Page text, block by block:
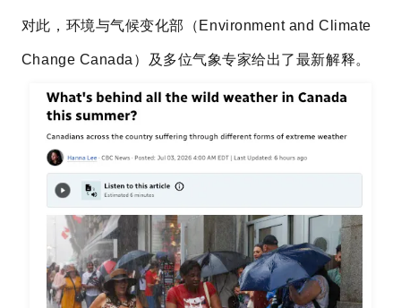
对此，环境与气候变化部（Environment and Climate
Change Canada）及多位气象专家给出了最新解释。